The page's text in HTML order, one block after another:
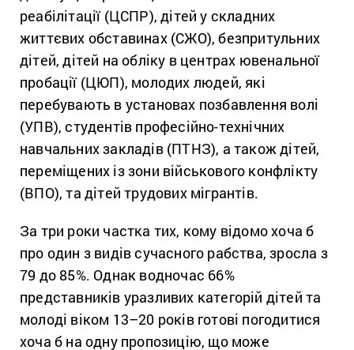
реабілітації (ЦСПР), дітей у складних
життєвих обставинах (СЖО), безпритульних
дітей, дітей на обліку в центрах ювенальної
пробації (ЦЮП), молодих людей, які
перебувають в установах позбавлення волі
(УПВ), студентів професійно-технічних
навчальних закладів (ПТНЗ), а також дітей,
переміщених із зони військового конфлікту
(ВПО), та дітей трудових мігрантів.
За три роки частка тих, кому відомо хоча б
про один з видів сучасного рабства, зросла з
79 до 85%. Однак водночас 66%
представників уразливих категорій дітей та
молоді віком 13–20 років готові погодитися
хоча б на одну пропозицію, що може